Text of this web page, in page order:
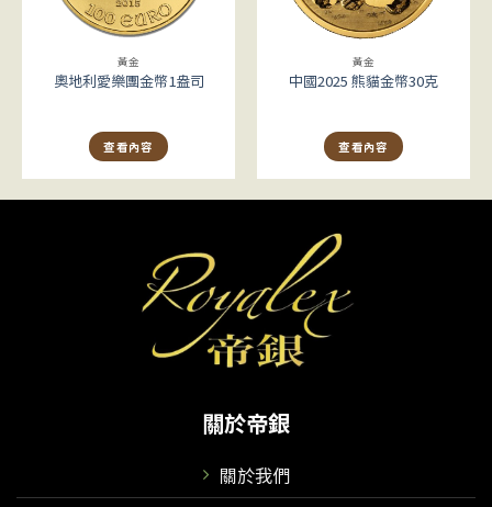
黃金
奧地利愛樂團金幣1盎司
查看內容
黃金
中國2025 熊貓金幣30克
查看內容
關於帝銀
關於我們